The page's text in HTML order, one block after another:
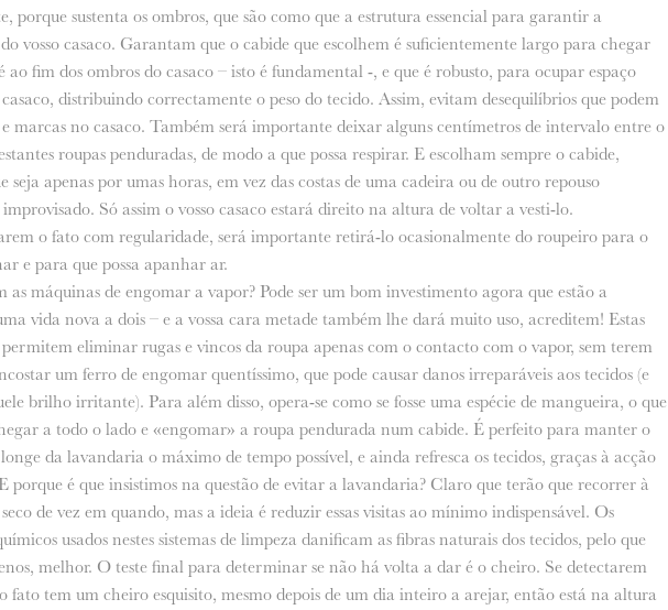
porque sustenta os ombros, que são como que a estrutura essencial para garantir a
vosso casaco. Garantam que o cabide que escolhem é suficientemente largo para chegar
ao fim dos ombros do casaco – isto é fundamental -, e que é robusto, para ocupar espaço
distribuindo correctamente o peso do tecido. Assim, evitam desequilíbrios que podem
marcas no casaco. Também será importante deixar alguns centímetros de intervalo entre o
roupas penduradas, de modo a que possa respirar. E escolham sempre o cabide,
seja apenas por umas horas, em vez das costas de uma cadeira ou de outro repouso
Só assim o vosso casaco estará direito na altura de voltar a vesti-lo.
o fato com regularidade, será importante retirá-lo ocasionalmente do roupeiro para o
e para que possa apanhar ar.
as máquinas de engomar a vapor? Pode ser um bom investimento agora que estão a
vida nova a dois – e a vossa cara metade também lhe dará muito uso, acreditem! Estas
eliminar rugas e vincos da roupa apenas com o contacto com o vapor, sem terem
um ferro de engomar quentíssimo, que pode causar danos irreparáveis aos tecidos (e
brilho irritante). Para além disso, opera-se como se fosse uma espécie de mangueira, o que
a todo o lado e «engomar» a roupa pendurada num cabide. É perfeito para manter o
da lavandaria o máximo de tempo possível, e ainda refresca os tecidos, graças à acção
porque é que insistimos na questão de evitar a lavandaria? Claro que terão que recorrer à
de vez em quando, mas a ideia é reduzir essas visitas ao mínimo indispensável. Os
usados nestes sistemas de limpeza danificam as fibras naturais dos tecidos, pelo que
melhor. O teste final para determinar se não há volta a dar é o cheiro. Se detectarem
fato tem um cheiro esquisito, mesmo depois de um dia inteiro a arejar, então está na altura